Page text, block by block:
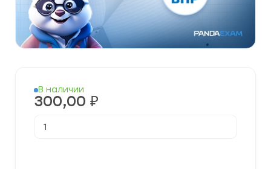
В наличии
300,00 ₽
товара